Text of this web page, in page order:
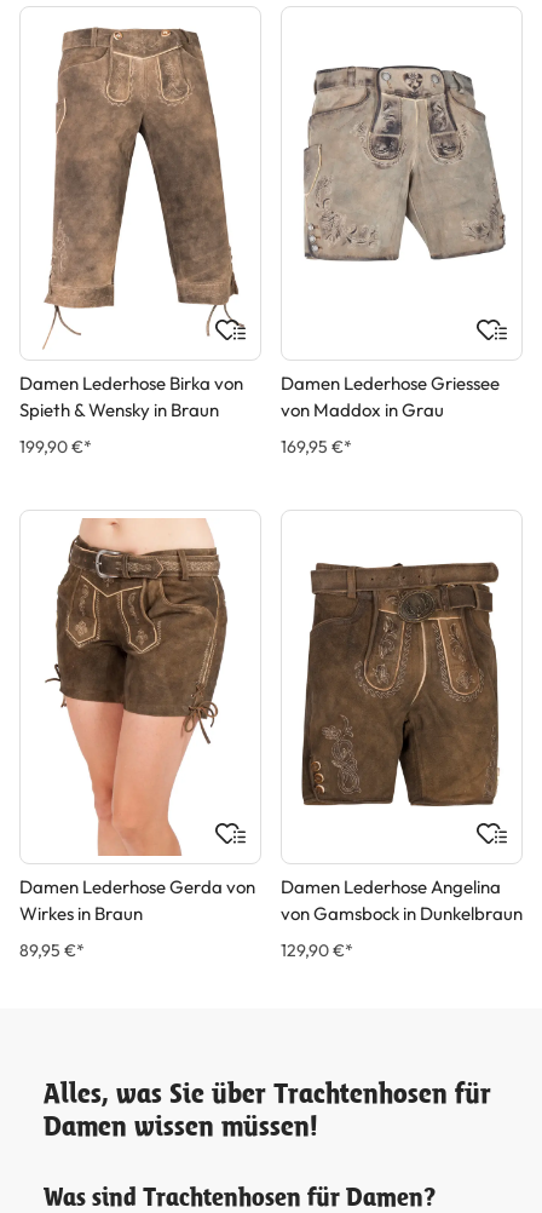
Damen Lederhose Birka von
Spieth & Wensky in Braun
199,90 €*
Damen Lederhose Griessee
von Maddox in Grau
169,95 €*
Damen Lederhose Gerda von
Wirkes in Braun
89,95 €*
Damen Lederhose Angelina
von Gamsbock in Dunkelbraun
129,90 €*
Alles, was Sie über Trachtenhosen für
Damen wissen müssen!
Was sind Trachtenhosen für Damen?